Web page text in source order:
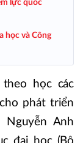
lực quốc
học và Công
học các
phát triển
Nguyễn Anh
đại học (Bộ